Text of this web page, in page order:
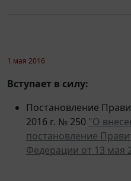
2016 г. № 250"О
постановление
Федерации от 13 мая